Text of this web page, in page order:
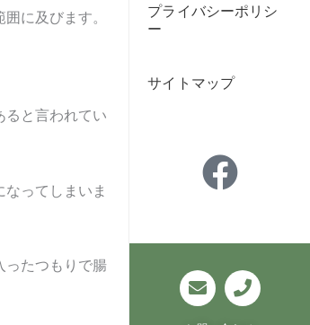
プライバシーポリシ
ー
サイトマップ
n
v
e
h
o
n
に及びます。
ると言われてい
ってしまいま
ったつもりで腸